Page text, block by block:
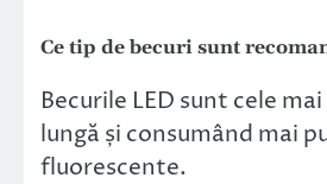
Ce tip de becuri sunt
Becurile LED sunt cele
lungă și consumând mai
fluorescente.